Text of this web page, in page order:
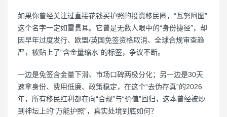
如果你曾经关注过直接花钱买护照的投资移民圈，“瓦努阿图”
这个名字一定如雷贯耳。它曾是无数人眼中的“身份捷径”，却
因早年过度发行、欧盟/英国免签资格取消、全球合规审查趋
严，被贴上了“含金量缩水”的标签，争议不断。
一边是免签含金量下滑、市场口碑两极分化；另一边是30天
速拿身份、费用低廉、政策稳定，在这个“去伪存真”的2026
年，所有移民红利都在向“合规”与“价值”回归，这本曾经被炒
到神坛上的“万能护照”，真实处境到底如何？